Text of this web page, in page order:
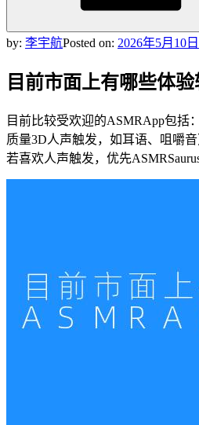
by: 李宇航Posted on: 2026年5月10日
目前市面上有哪些体
目前比较受欢迎的ASMRApp包括
质量3D人声触发，如耳语、咀嚼
若喜欢人声触发，优先